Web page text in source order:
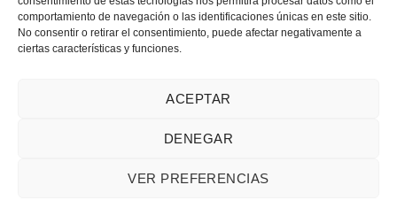
comportamiento de navegación o las identificaciones únicas en este sitio.
No consentir o retirar el consentimiento, puede afectar negativamente a
ciertas características y funciones.
ACEPTAR
DENEGAR
VER PREFERENCIAS
Contacto|Incidencias|Devoluciones |
Condiciones generales
Mantenimiento web a cargo deCreaciones Digitales – mantenimiento web
Política de privacidad |Condiciones generales de